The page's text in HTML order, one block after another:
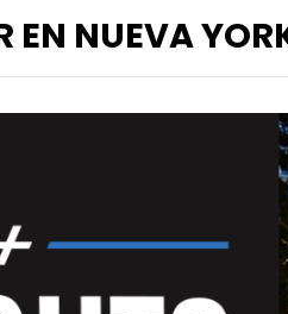
EN NUEVA